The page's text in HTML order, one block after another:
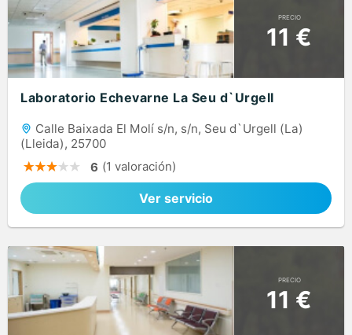
PRECIO
11 €
Laboratorio Echevarne La Seu d`Urgell
Calle Baixada El Molí s/n, s/n, Seu d`Urgell (La)
(Lleida), 25700
6 (1 valoración)
Ver servicio
PRECIO
11 €